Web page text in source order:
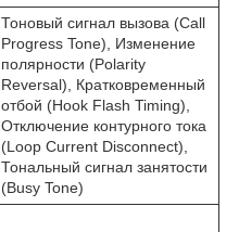
Тоновый сигнал вызова (Call
Progress Tone), Изменение
полярности (Polarity
Reversal), Кратковременный
отбой (Hook Flash Timing),
Отключение контурного тока
(Loop Current Disconnect),
Тональный сигнал занятости
(Busy Tone)